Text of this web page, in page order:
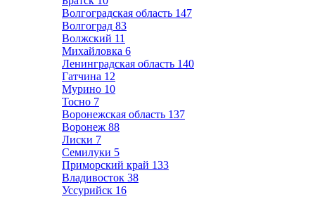
Волгоградская область 147
Волгоград 83
Волжский 11
Михайловка 6
Ленинградская область 140
Гатчина 12
Мурино 10
Тосно 7
Воронежская область 137
Воронеж 88
Лиски 7
Семилуки 5
Приморский край 133
Владивосток 38
Уссурийск 16